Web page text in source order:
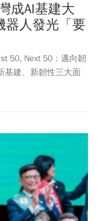
成AI基建大
器人發光「要
50, Next 50：邁向韌
基建、新韌性三大面
線，共同擘劃台灣
董事總經理簡立峰，